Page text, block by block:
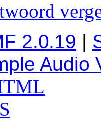
2.0.19 |
Audio